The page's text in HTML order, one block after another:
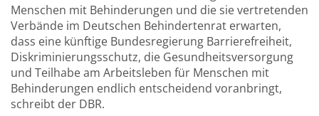
Menschen mit Behinderungen und die sie vertretenden
Verbände im Deutschen Behindertenrat erwarten,
dass eine künftige Bundesregierung Barrierefreiheit,
Diskriminierungsschutz, die Gesundheitsversorgung
und Teilhabe am Arbeitsleben für Menschen mit
Behinderungen endlich entscheidend voranbringt,
schreibt der DBR.